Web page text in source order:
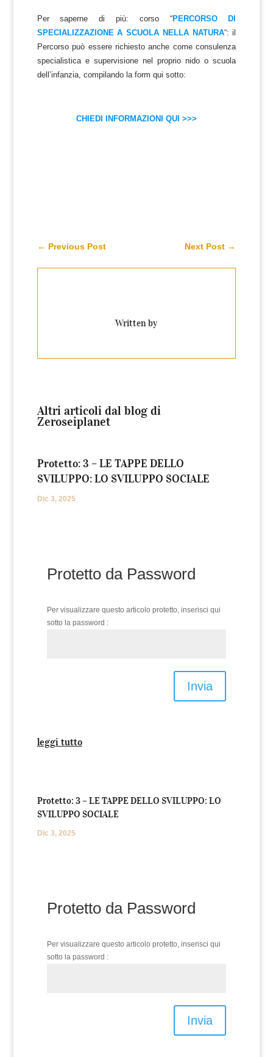
Per saperne di più: corso “PERCORSO DI
SPECIALIZZAZIONE A SCUOLA NELLA NATURA“: il
Percorso può essere richiesto anche come consulenza
specialistica e supervisione nel proprio nido o scuola
dell’infanzia, compilando la form qui sotto:
CHIEDI INFORMAZIONI QUI >>>
← Previous Post Next Post →
Written by
Altri articoli dal blog di
Zeroseiplanet
Protetto: 3 – LE TAPPE DELLO
SVILUPPO: LO SVILUPPO SOCIALE
Dic 3, 2025
Protetto da Password
Per visualizzare questo articolo protetto, inserisci qui
sotto la password :
Invia
leggi tutto
Protetto: 3 – LE TAPPE DELLO SVILUPPO: LO
SVILUPPO SOCIALE
Dic 3, 2025
Protetto da Password
Per visualizzare questo articolo protetto, inserisci qui
sotto la password :
Invia